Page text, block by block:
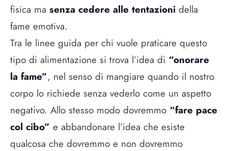
fisica ma senza cedere alle tentazioni della
fame emotiva.
Tra le linee guida per chi vuole praticare questo
tipo di alimentazione si trova l’idea di “onorare
la fame”, nel senso di mangiare quando il nostro
corpo lo richiede senza vederlo come un aspetto
negativo. Allo stesso modo dovremmo “fare pace
col cibo” e abbandonare l’idea che esiste
qualcosa che dovremmo e non dovremmo